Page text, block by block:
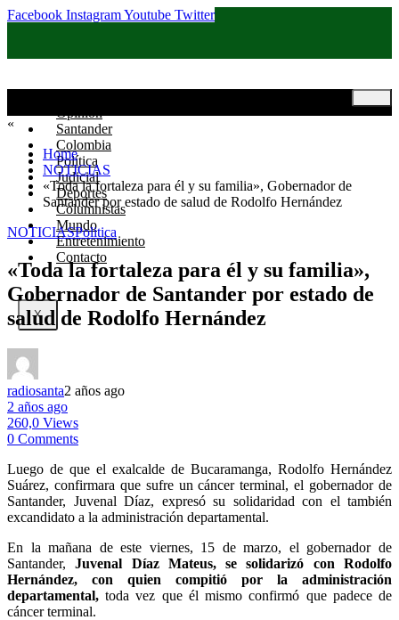
Facebook InstagramYoutube Twitter
Opinión
Santander
Colombia
Política
Judicial
Deportes
Columnistas
Mundo
Entretenimiento
Contacto
X
«
Home
NOTICIAS
«Toda la fortaleza para él y su familia», Gobernador de
Santander por estado de salud de Rodolfo Hernández
NOTICIASPolitica
«Toda la fortaleza para él y su familia»,
Gobernador de Santander por estado de
salud de Rodolfo Hernández
radiosanta2 años ago
2 años ago
260,0 Views
0 Comments
Luego de que el exalcalde de Bucaramanga, Rodolfo Hernández
Suárez, confirmara que sufre un cáncer terminal, el gobernador de
Santander, Juvenal Díaz, expresó su solidaridad con el también
excandidato a la administración departamental.
En la mañana de este viernes, 15 de marzo, el gobernador de
Santander, Juvenal Díaz Mateus, se solidarizó con Rodolfo
Hernández, con quien compitió por la administración
departamental, toda vez que él mismo confirmó que padece de
cáncer terminal.